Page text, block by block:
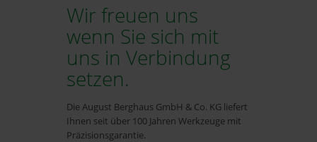
Wir freuen uns
wenn Sie sich mit
uns in Verbindung
setzen.
Die August Berghaus GmbH & Co. KG liefert
Ihnen seit über 100 Jahren Werkzeuge mit
Präzisionsgarantie.